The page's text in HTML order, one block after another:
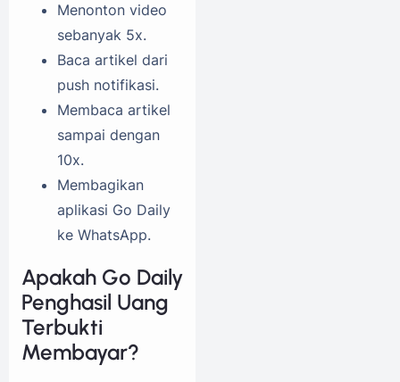
Menonton video
sebanyak 5x.
Baca artikel dari
push notifikasi.
Membaca artikel
sampai dengan
10x.
Membagikan
aplikasi Go Daily
ke WhatsApp.
Apakah Go Daily
Penghasil Uang
Terbukti
Membayar?